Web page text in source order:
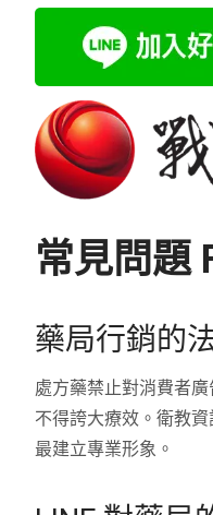
常見問題
藥局行銷的
處方藥禁止對消費者廣
不得誇大療效。衛教
最建立專業形象。